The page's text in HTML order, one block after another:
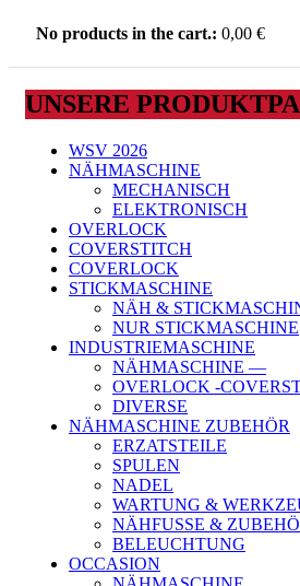
No products in the cart.: 0,00 €
UNSERE
WSV 2026
NÄHMASCHINE
MECHANISCH
ELEKTRONISCH
OVERLOCK
COVERSTITCH
COVERLOCK
STICKMASCHINE
NÄH &
NUR STICKMASCHINE
INDUSTRIEMASCHINE
NÄHMASCHINE —
OVERLOCK -
DIVERSE
NÄHMASCHINE ZUBEHÖR
ERZATSTEILE
SPULEN
NADEL
WARTUNG &
NÄHFUSSE &
BELEUCHTUNG
OCCASION